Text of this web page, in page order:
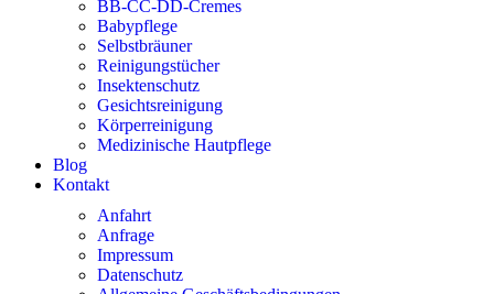
BB-CC-DD-Cremes
Babypflege
Selbstbräuner
Reinigungstücher
Insektenschutz
Gesichtsreinigung
Körperreinigung
Medizinische Hautpflege
Blog
Kontakt
Anfahrt
Anfrage
Impressum
Datenschutz